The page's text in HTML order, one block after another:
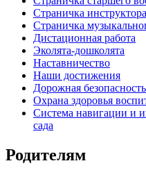
Страничка
Страничка
Дистационная работа
Эколята-дошколята
Наставничество
Наши достижения
Дорожная безопасность
Охрана здоровья
Система навигации и
сада
Родителям